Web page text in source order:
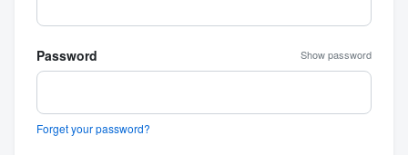
Password Show password
Forget your password?